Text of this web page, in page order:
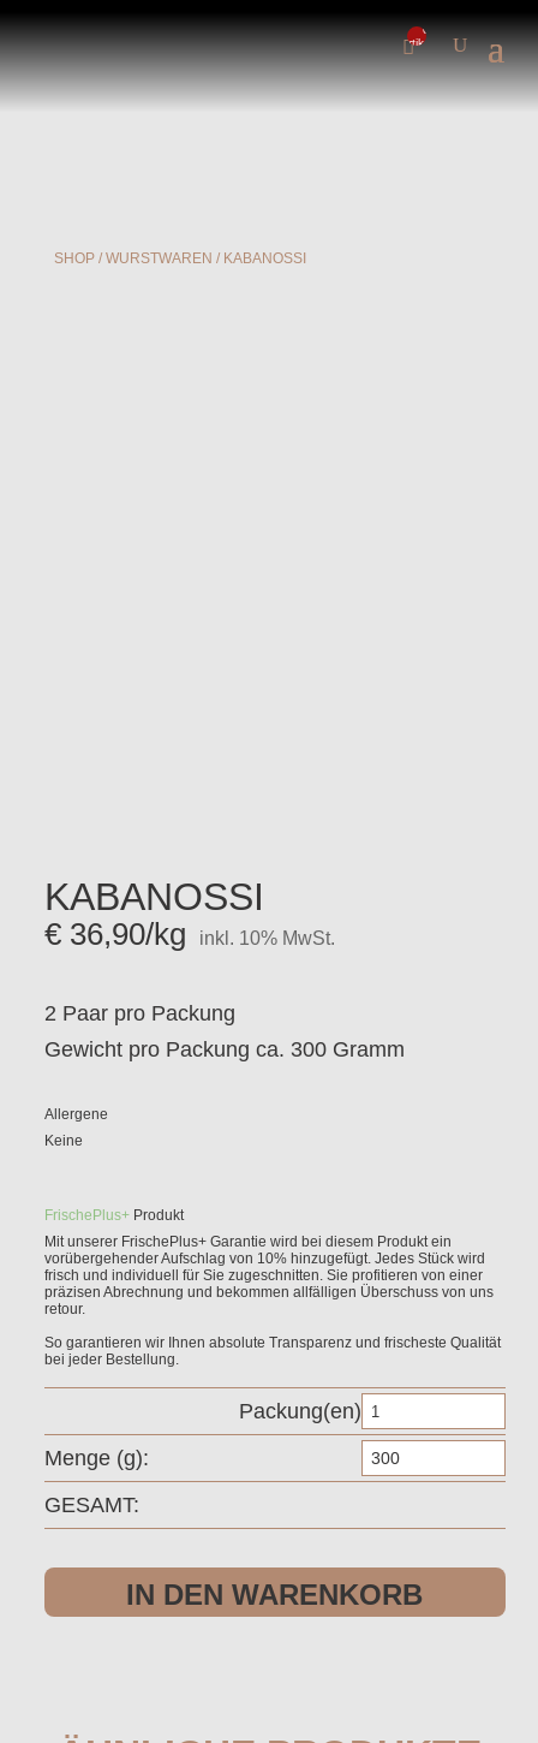
0-
Artikel
SHOP/ WURSTWAREN / KABANOSSI
KABANOSSI
€36,90/kg inkl. 10% MwSt.
2 Paar pro Packung
Gewicht pro Packung ca. 300 Gramm
Allergene
Keine
FrischePlus+ Produkt
Mit unserer FrischePlus+Garantie wird bei diesem Produkt ein
vorübergehender Aufschlag von 10%hinzugefügt. Jedes Stück wird
frisch und individuell für Sie zugeschnitten. Sie profitieren von einer
präzisen Abrechnung und bekommen allfälligen Überschuss von uns
retour.
So garantieren wir Ihnen absolute Transparenz und frischeste Qualität
bei jeder Bestellung.
Packung(en)
g
IN DEN WARENKORB
GESAMT: